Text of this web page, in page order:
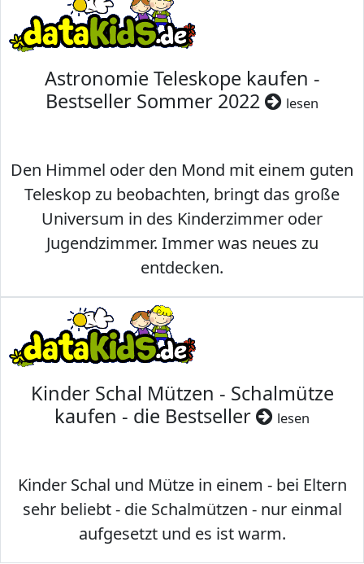
Astronomie Teleskope kaufen -
Bestseller Sommer 2022
lesen
Den Himmel oder den Mond mit einem guten
Teleskop zu beobachten, bringt das große
Universum in des Kinderzimmer oder
Jugendzimmer. Immer was neues zu
entdecken.
Kinder Schal Mützen - Schalmütze
kaufen - die Bestseller
lesen
Kinder Schal und Mütze in einem - bei Eltern
sehr beliebt - die Schalmützen - nur einmal
aufgesetzt und es ist warm.